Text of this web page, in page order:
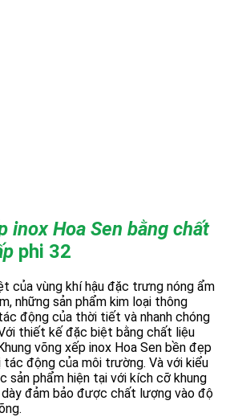
inox Hoa Sen bằng chất
phi 32
của vùng khí hậu đặc trưng nóng ẩm
những sản phẩm kim loại thông
động của thời tiết và nhanh chóng
thiết kế đặc biệt bằng chất liệu
võng xếp inox Hoa Sen bền đẹp
tác động của môi trường. Và với kiểu
sản phẩm hiện tại với kích cỡ khung
đảm bảo được chất lượng vào độ